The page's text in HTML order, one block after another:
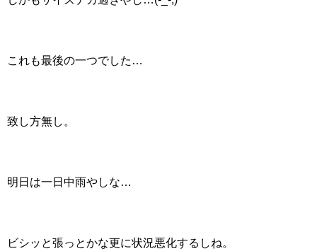
これも最後の一つでした…
致し方無し。
明日は一日中雨やしな…
ビシッと張っとかな更に状況悪化するしね。